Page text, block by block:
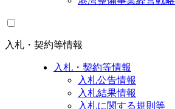
入札・契約等情報
入札・契約等情報
入札公告情報
入札結果情報
入札に関する規則等